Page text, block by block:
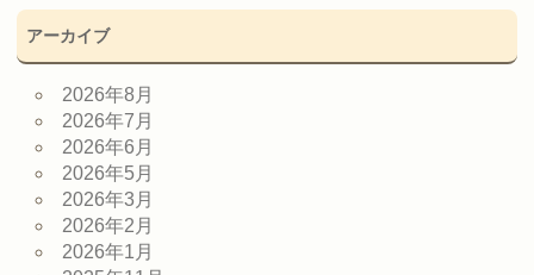
アーカイブ
2026年8月
2026年7月
2026年6月
2026年5月
2026年3月
2026年2月
2026年1月